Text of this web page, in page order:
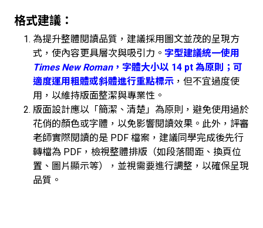
格式建議：
為提升整體閱讀品質，建議採用圖文並茂的呈現方
式，使內容更具層次與吸引力。 字型建議統一使用
Times New Roman，字體大小以 14 pt 為原則；可
適度運用粗體或斜體進行重點標示 ，但不宜過度使
用，以維持版面整潔與專業性。
版面設計應以「簡潔、清楚」為原則，避免使用過於
花俏的顏色或字體，以免影響閱讀效果。此外，評審
老師實際閱讀的是 PDF 檔案，建議同學完成後先行
轉檔為 PDF，檢視整體排版（如段落間距、換頁位
置、圖片顯示等），並視需要進行調整，以確保呈現
品質。